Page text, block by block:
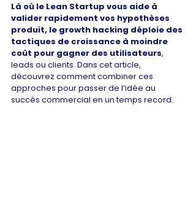
Là où le Lean Startup vous aide à
valider rapidement vos hypothèses
produit, le growth hacking déploie des
tactiques de croissance à moindre
coût pour gagner des utilisateurs,
leads ou clients. Dans cet article,
découvrez comment combiner ces
approches pour passer de l’idée au
succès commercial en un temps record.